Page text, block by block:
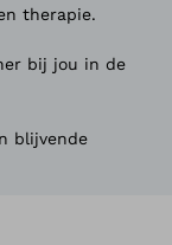
therapie.
bij jou in de
blijvende